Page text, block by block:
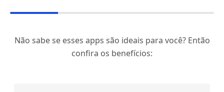
Não sabe se esses apps são ideais para você? Então
confira os benefícios: